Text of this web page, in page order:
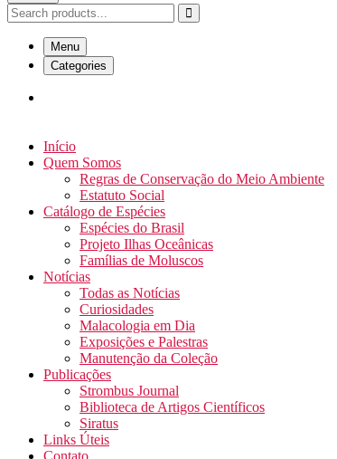
Menu
Categories
Início
Quem Somos
Regras de Conservação do Meio Ambiente
Estatuto Social
Catálogo de Espécies
Espécies do Brasil
Projeto Ilhas Oceânicas
Famílias de Moluscos
Notícias
Todas as Notícias
Curiosidades
Malacologia em Dia
Exposições e Palestras
Manutenção da Coleção
Publicações
Strombus Journal
Biblioteca de Artigos Científicos
Siratus
Links Úteis
Contato